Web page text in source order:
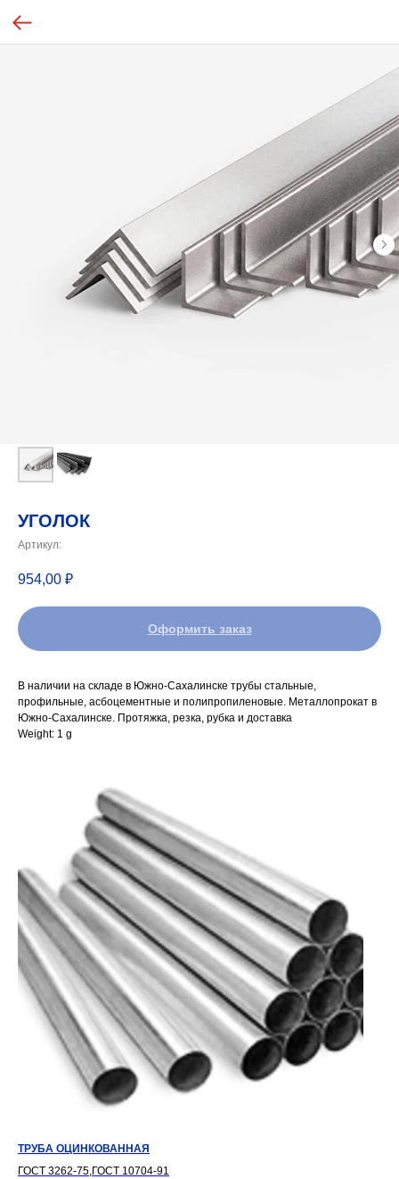
УГОЛОК
Артикул:
954,00 ₽
Оформить заказ
В наличии на складе в Южно-Сахалинске трубы стальные,
профильные, асбоцементные и полипропиленовые. Металлопрокат в
Южно-Сахалинске. Протяжка, резка, рубка и доставка
Weight: 1 g
ТРУБА ОЦИНКОВАННАЯ
ГОСТ 3262-75,ГОСТ 10704-91